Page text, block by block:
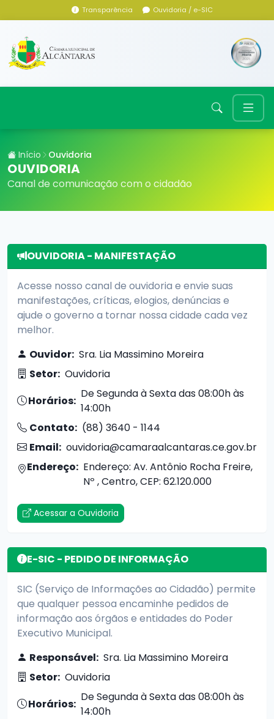
Transparência Ouvidoria / e-SIC
Início Ouvidoria
OUVIDORIA
Canal de comunicação com o cidadão
OUVIDORIA - MANIFESTAÇÃO
Acesse nosso canal de ouvidoria e envie suas
manifestações, críticas, elogios, denúncias e
ajude o governo a tornar nossa cidade cada vez
melhor.
Ouvidor: Sra. Lia Massimino Moreira
Setor: Ouvidoria
Horários:
De Segunda à Sexta das 08:00h às
14:00h
Contato: (88) 3640 - 1144
Email: ouvidoria@camaraalcantaras.ce.gov.br
Endereço: Endereço: Av. Antônio Rocha Freire,
Nº , Centro, CEP: 62.120.000
Acessar a Ouvidoria
E-SIC - PEDIDO DE INFORMAÇÃO
SIC (Serviço de Informações ao Cidadão) permite
que qualquer pessoa encaminhe pedidos de
informação aos órgãos e entidades do Poder
Executivo Municipal.
Responsável: Sra. Lia Massimino Moreira
Setor: Ouvidoria
Horários:
De Segunda à Sexta das 08:00h às
14:00h